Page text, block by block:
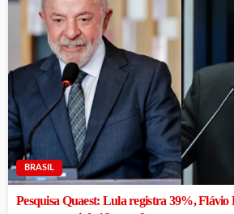
BRASIL
Pesquisa Quaest: Lula registra 39%, Flávio